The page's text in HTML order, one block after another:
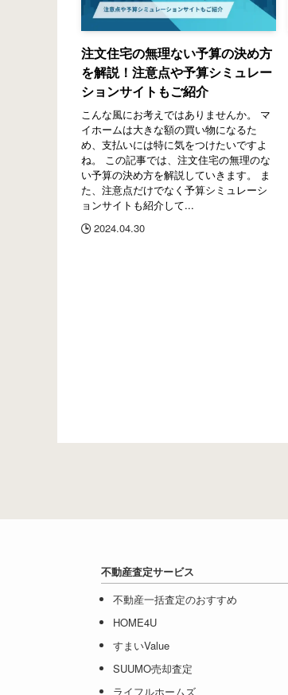
注文住宅の無理ない予算の決め方
を解説！注意点や予算シミュレー
ションサイトもご紹介
こんな風にお考えではありませんか。 マ
イホームは大きな額の買い物になるた
め、支払いには特に気をつけたいですよ
ね。 この記事では、注文住宅の無理のな
い予算の決め方を解説していきます。 ま
た、注意点だけでなく予算シミュレーシ
ョンサイトも紹介して...
2024.04.30
不動産査定サービス
不動産一括査定のおすすめ
HOME4U
すまいValue
SUUMO売却査定
ライフルホームズ